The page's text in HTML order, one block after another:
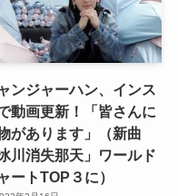
ンジャーハン、インス
動画更新！「皆さんに
があります」（新曲
冰川消失那天」ワールド
ートTOP３に）